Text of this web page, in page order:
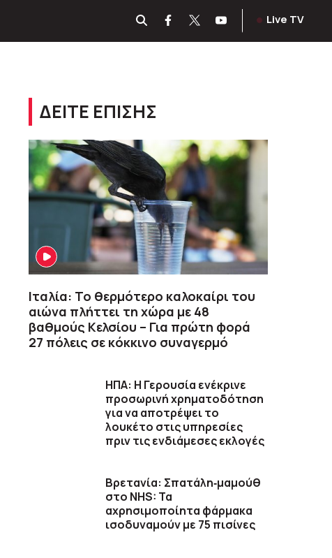
Live TV
ΔΕΙΤΕ ΕΠΙΣΗΣ
Ιταλία: Το θερμότερο καλοκαίρι του
αιώνα πλήττει τη χώρα με 48
βαθμούς Κελσίου – Για πρώτη φορά
27 πόλεις σε κόκκινο συναγερμό
ΗΠΑ: Η Γερουσία ενέκρινε
προσωρινή χρηματοδότηση
για να αποτρέψει το
λουκέτο στις υπηρεσίες
πριν τις ενδιάμεσες εκλογές
Βρετανία: Σπατάλη‑μαμούθ
στο NHS: Τα
αχρησιμοποίητα φάρμακα
ισοδυναμούν με 75 πισίνες